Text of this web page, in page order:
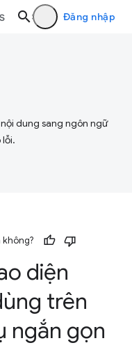
Đăng nhập
dung sang ngôn ngữ
lỗi.
diện
trên
ngắn gọn